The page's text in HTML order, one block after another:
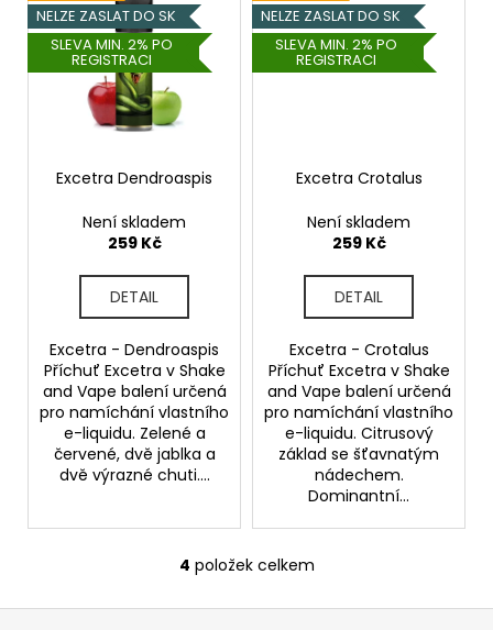
NELZE ZASLAT DO SK
SLEVA MIN. 2% PO
REGISTRACI
Excetra Dendroaspis
Není skladem
259 Kč
DETAIL
Excetra - Dendroaspis
Příchuť Excetra v Shake
and Vape balení určená
pro namíchání vlastního
e-liquidu. Zelené a
červené, dvě jablka a
dvě výrazné chuti....
NELZE ZASLAT DO SK
SLEVA MIN. 2% PO
REGISTRACI
Excetra Crotalus
Není skladem
259 Kč
DETAIL
Excetra - Crotalus
Příchuť Excetra v Shake
and Vape balení určená
pro namíchání vlastního
e-liquidu. Citrusový
základ se šťavnatým
nádechem.
Dominantní...
O
v
4 položek celkem